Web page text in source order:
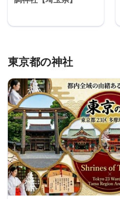
東京都の神社